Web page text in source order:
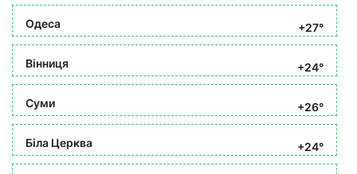
Одеса +27°
Вінниця +24°
Суми +26°
Біла Церква +24°